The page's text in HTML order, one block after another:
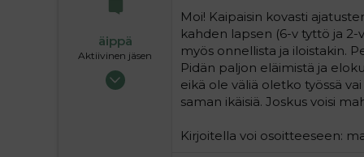
äippä
Aktiivinen jäsen
28.04.2004
Moi! Kaipaisin kovasti
kahden lapsen (6-v tyttö ja 2-
myös onnellista ja iloistakin.
Pidän paljon eläimistä ja
eikä ole väliä oletko työssä
saman ikäisiä. Joskus voisi
Kirjoitella voi osoitteeseen: